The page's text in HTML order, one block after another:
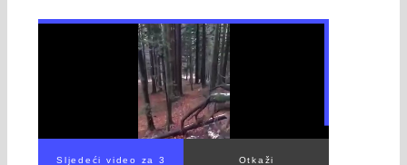
Sljedeći video za 1 Otkaži